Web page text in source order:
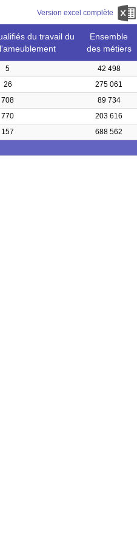
Version excel complète
du travail du
Ensemble
des métiers
5
42 498
26
275 061
708
89 734
770
203 616
157
688 562